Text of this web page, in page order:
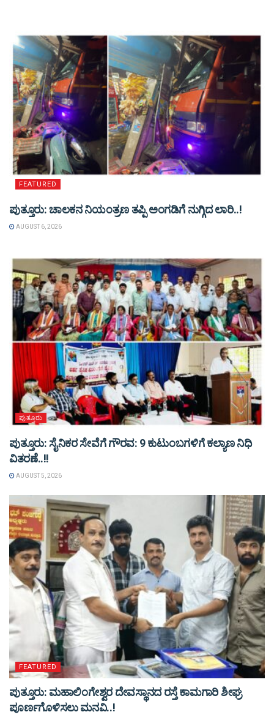
FEATURED
ಪುತ್ತೂರು: ಚಾಲಕನ ನಿಯಂತ್ರಣ ತಪ್ಪಿ ಅಂಗಡಿಗೆ ನುಗ್ಗಿದ ಲಾರಿ..!
AUGUST 6, 2026
ಪುತ್ತೂರು
ಪುತ್ತೂರು: ಸೈನಿಕರ ಸೇವೆಗೆ ಗೌರವ: 9 ಕುಟುಂಬಗಳಿಗೆ ಕಲ್ಯಾಣ ನಿಧಿ
ವಿತರಣೆ..!!
AUGUST 5, 2026
FEATURED
ಪುತ್ತೂರು: ಮಹಾಲಿಂಗೇಶ್ವರ ದೇವಸ್ಥಾನದ ರಸ್ತೆ ಕಾಮಗಾರಿ ಶೀಘ್ರ
ಪೂರ್ಣಗೊಳಿಸಲು ಮನವಿ..!